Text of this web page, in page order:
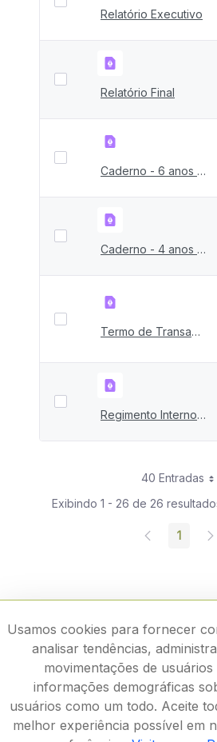
Relatório Executivo
Relatório Final
Caderno - 6 anos Recuperacao Rio Doce
Caderno - 4 anos Recuperacao Rio Doce
Termo de Transação e Ajustamento de Conduta &#8211; TTAC
Regimento Interno do CIF
40 Entradas
Exibindo 1 - 26 de 26
Página
1
Usamos cookies para fornecer
analisar tendências,
movimentações de
informações demográficas
usuários como um todo. Aceite
melhor experiência possível em